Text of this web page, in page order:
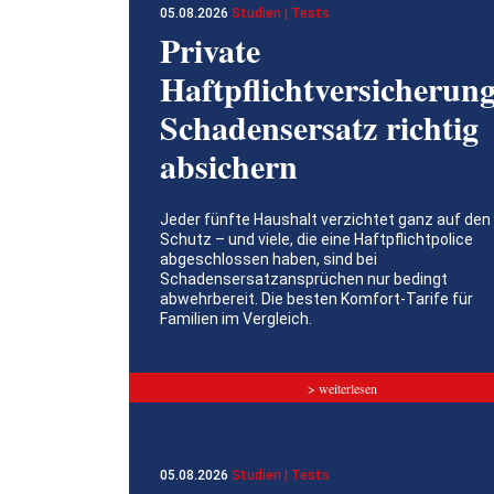
05.08.2026 Studien | Tests
Private
Schadensersatz richtig
absichern
Jeder fünfte Haushalt verzichtet ganz auf den
Schutz – und viele, die eine Haftpflichtpolice
abgeschlossen haben, sind bei
Schadensersatzansprüchen nur bedingt
abwehrbereit. Die besten Komfort-Tarife für
Familien im Vergleich.
> weiterlesen
05.08.2026 Studien | Tests